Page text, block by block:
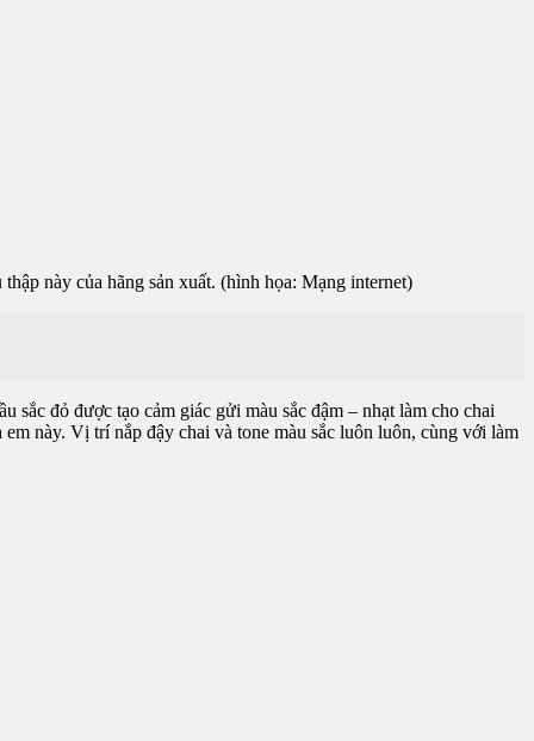
này của hãng sản xuất. (hình họa: Mạng internet)
đỏ được tạo cảm giác gửi màu sắc đậm – nhạt làm cho chai
này. Vị trí nắp đậy chai và tone màu sắc luôn luôn, cùng với làm